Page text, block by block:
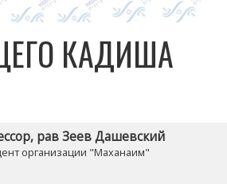
КАДИША
рав Зеев Дашевский
организации "Маханаим"